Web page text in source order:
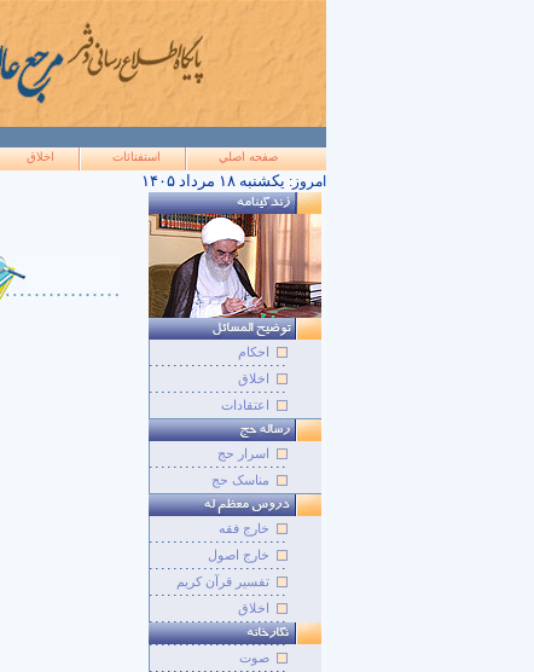
صفحه اصلي استفتائات اخلاق
امروز: ۱۴۰۵ يکشنبه ۱۸ مرداد
احکام
اخلاق
اعتقادات
اسرار حج
مناسک حج
خارج فقه
خارج اصول
تفسیر قرآن کریم
اخلاق
صوت